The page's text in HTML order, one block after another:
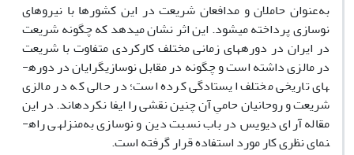
به‌عنوان حاملان و مدافعان شریعت در این کشورها با نیروهای
نوسازی پرداخته می­شود. این اثر نشان می­دهد که چگونه شریعت
در ایران در دوره­های زمانی مختلف کارکردی متفاوت با شریعت
در مالزی داشته است و چگونه در مقابل نوسازی­گرایان در دوره­
های تاریخی مختلف ایستادگی کرده است؛ در حالی که در مالزی
شریعت و روحانیان حامیِ آن چنین نقشی را ایفا نکرده­اند. در این
مقاله آرای دیویس در باب نسبت دین و نوسازی به‌منزله­ی را­ه­
نمای نظری کار مورد استفاده قرار گرفته است.